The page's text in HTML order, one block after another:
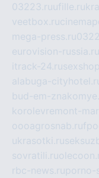
03223.ruufille.ru
veetbox.ru
mega-press.ru
eurovision-russia.ru
itrack-24.ru
alabuga-
bud-em-
korolevremont-
oooagrosnab.ru
ukrasotki.ru
sovratili.ru
rbc-news.ruporno-